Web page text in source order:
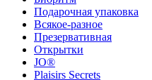
Подарочная упаковка
Всякое-разное
Презервативная
Открытки
JO®
Plaisirs Secrets